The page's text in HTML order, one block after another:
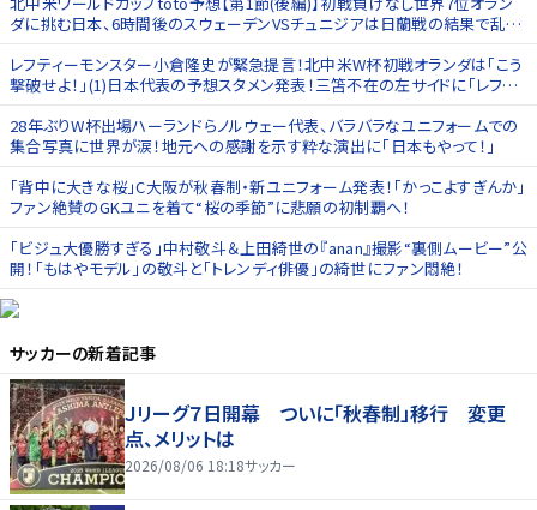
ダに挑む日本、6時間後のスウェーデンVSチュニジアは日蘭戦の結果で乱打
レフティーモンスター小倉隆史が緊急提言！北中米W杯初戦オランダは｢こう
撃破せよ！」(1)日本代表の予想スタメン発表！三笘不在の左サイドに｢レフテ
28年ぶりW杯出場ハーランドらノルウェー代表、バラバラなユニフォームでの
集合写真に世界が涙！地元への感謝を示す粋な演出に｢日本もやって！｣
｢背中に大きな桜｣C大阪が秋春制・新ユニフォーム発表！｢かっこよすぎんか｣
ファン絶賛のGKユニを着て“桜の季節”に悲願の初制覇へ！
｢ビジュ大優勝すぎる｣中村敬斗＆上田綺世の『anan』撮影“裏側ムービー”公
開！｢もはやモデル｣の敬斗と｢トレンディ俳優｣の綺世にファン悶絶！
サッカーの新着記事
Ｊリーグ７日開幕 ついに「秋春制」移行 変更
点、メリットは
2026/08/06 18:18サッカー